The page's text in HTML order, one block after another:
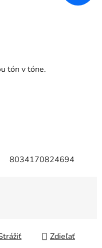
tón v tóne.
8034170824694
Zdieľať